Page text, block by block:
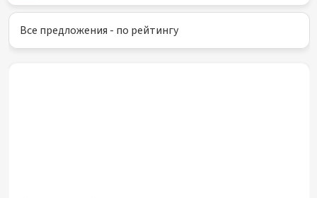
Все предложения - по рейтингу